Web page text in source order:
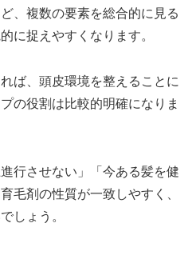
、複数の要素を総合的に見る
に捉えやすくなります。
ば、頭皮環境を整えることに
の役割は比較的明確になりま
行させない」「今ある髪を健
毛剤の性質が一致しやすく、
しょう。